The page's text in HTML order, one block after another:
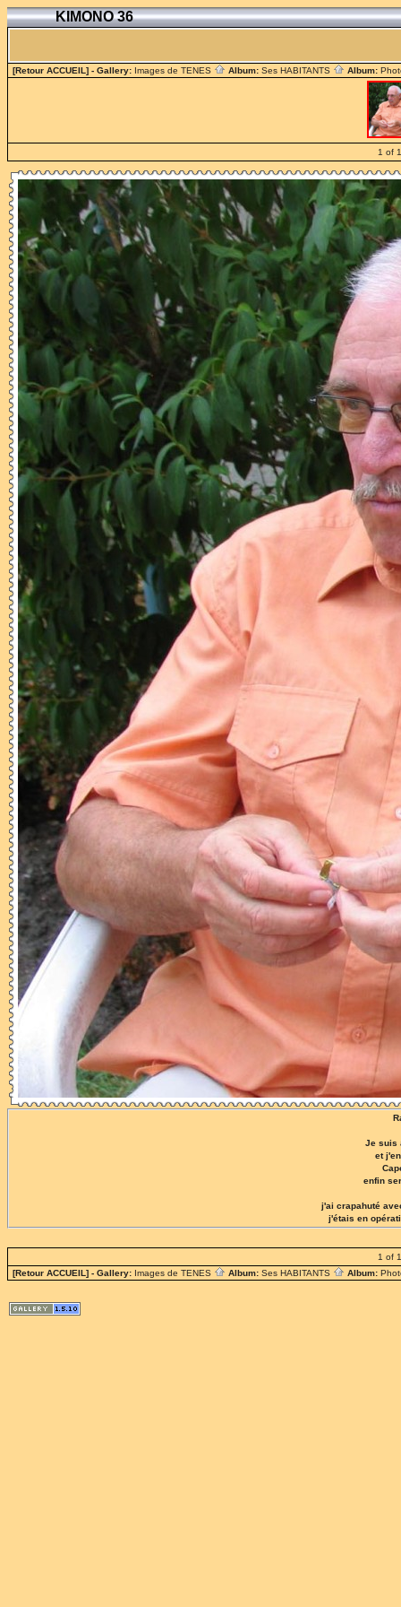
KIMONO 36
[Retour ACCUEIL] - Gallery: Images de TENES Album: Ses HABITANTS Album:
1 of
Je suis
et
enfin
j'ai crapahuté
j'étais en
1 of
[Retour ACCUEIL] - Gallery: Images de TENES Album: Ses HABITANTS Album: